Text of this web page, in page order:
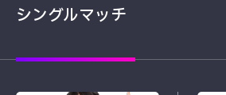
シングルマッチ